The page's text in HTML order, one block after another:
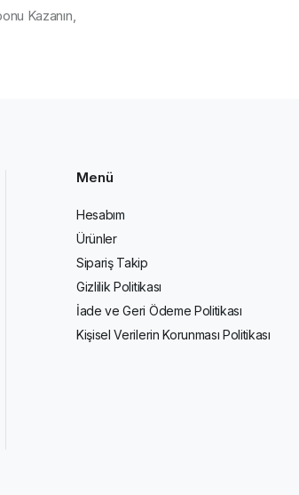
Kazanın,
Menü
Hesabım
Ürünler
Sipariş Takip
Gizlilik Politikası
İade ve Geri Ödeme Politikası
Kişisel Verilerin Korunması Politikası